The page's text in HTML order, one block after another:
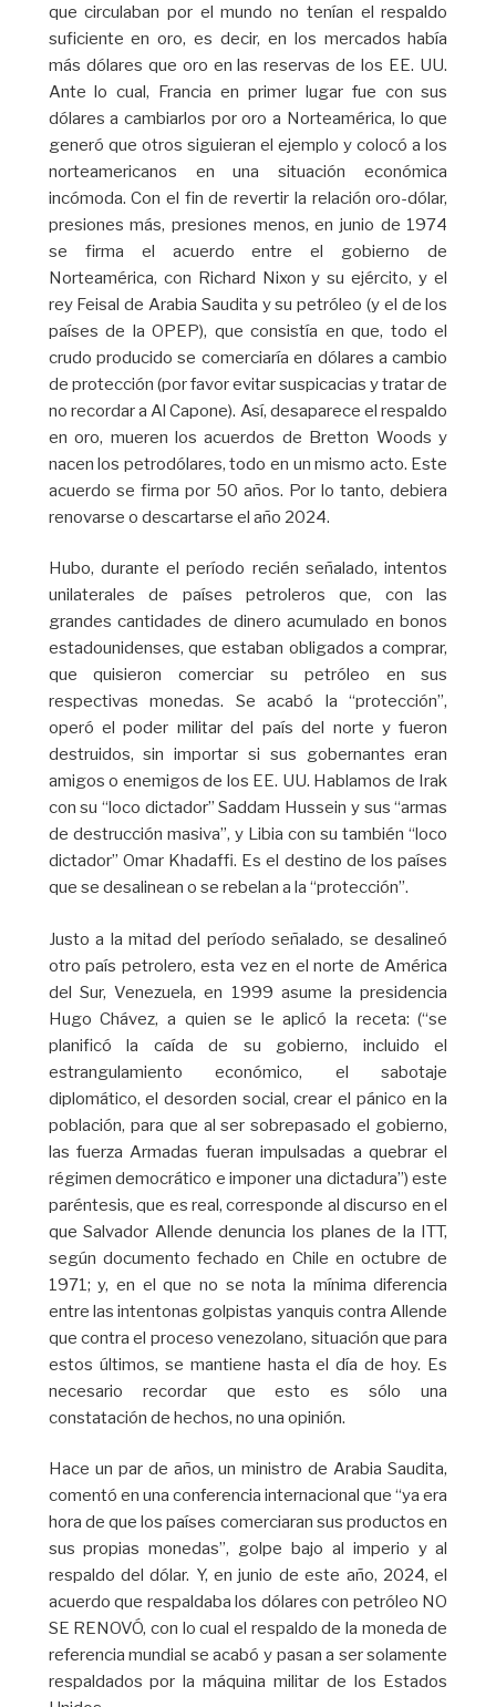
que circulaban por el mundo no tenían el respaldo
suficiente en oro, es decir, en los mercados había
más dólares que oro en las reservas de los EE. UU.
Ante lo cual, Francia en primer lugar fue con sus
dólares a cambiarlos por oro a Norteamérica, lo que
generó que otros siguieran el ejemplo y colocó a los
norteamericanos en una situación económica
incómoda. Con el fin de revertir la relación oro-dólar,
presiones más, presiones menos, en junio de 1974
se firma el acuerdo entre el gobierno de
Norteamérica, con Richard Nixon y su ejército, y el
rey Feisal de Arabia Saudita y su petróleo (y el de los
países de la OPEP), que consistía en que, todo el
crudo producido se comerciaría en dólares a cambio
de protección (por favor evitar suspicacias y tratar de
no recordar a Al Capone). Así, desaparece el respaldo
en oro, mueren los acuerdos de Bretton Woods y
nacen los petrodólares, todo en un mismo acto. Este
acuerdo se firma por 50 años. Por lo tanto, debiera
renovarse o descartarse el año 2024.
Hubo, durante el período recién señalado, intentos
unilaterales de países petroleros que, con las
grandes cantidades de dinero acumulado en bonos
estadounidenses, que estaban obligados a comprar,
que quisieron comerciar su petróleo en sus
respectivas monedas. Se acabó la “protección”,
operó el poder militar del país del norte y fueron
destruidos, sin importar si sus gobernantes eran
amigos o enemigos de los EE. UU. Hablamos de Irak
con su “loco dictador” Saddam Hussein y sus “armas
de destrucción masiva”, y Libia con su también “loco
dictador” Omar Khadaffi. Es el destino de los países
que se desalinean o se rebelan a la “protección”.
Justo a la mitad del período señalado, se desalineó
otro país petrolero, esta vez en el norte de América
del Sur, Venezuela, en 1999 asume la presidencia
Hugo Chávez, a quien se le aplicó la receta: (“se
planificó la caída de su gobierno, incluido el
estrangulamiento económico, el sabotaje
diplomático, el desorden social, crear el pánico en la
población, para que al ser sobrepasado el gobierno,
las fuerza Armadas fueran impulsadas a quebrar el
régimen democrático e imponer una dictadura”) este
paréntesis, que es real, corresponde al discurso en el
que Salvador Allende denuncia los planes de la ITT,
según documento fechado en Chile en octubre de
1971; y, en el que no se nota la mínima diferencia
entre las intentonas golpistas yanquis contra Allende
que contra el proceso venezolano, situación que para
estos últimos, se mantiene hasta el día de hoy. Es
necesario recordar que esto es sólo una
constatación de hechos, no una opinión.
Hace un par de años, un ministro de Arabia Saudita,
comentó en una conferencia internacional que “ya era
hora de que los países comerciaran sus productos en
sus propias monedas”, golpe bajo al imperio y al
respaldo del dólar. Y, en junio de este año, 2024, el
acuerdo que respaldaba los dólares con petróleo NO
SE RENOVÓ, con lo cual el respaldo de la moneda de
referencia mundial se acabó y pasan a ser solamente
respaldados por la máquina militar de los Estados